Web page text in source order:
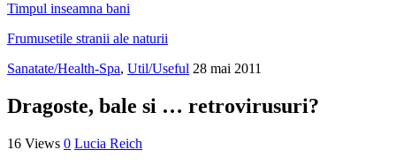
Timpul inseamna bani
Frumusetile stranii ale naturii
Sanatate/Health-Spa, Util/Useful 28 mai 2011
Dragoste, bale si … retrovirusuri?
16 Views 0 Lucia Reich